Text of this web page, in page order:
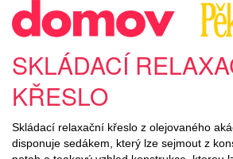
SKLÁDACÍ
KŘESLO
Skládací relaxační křeslo z olejovaného
disponuje sedákem, který lze sejmout z